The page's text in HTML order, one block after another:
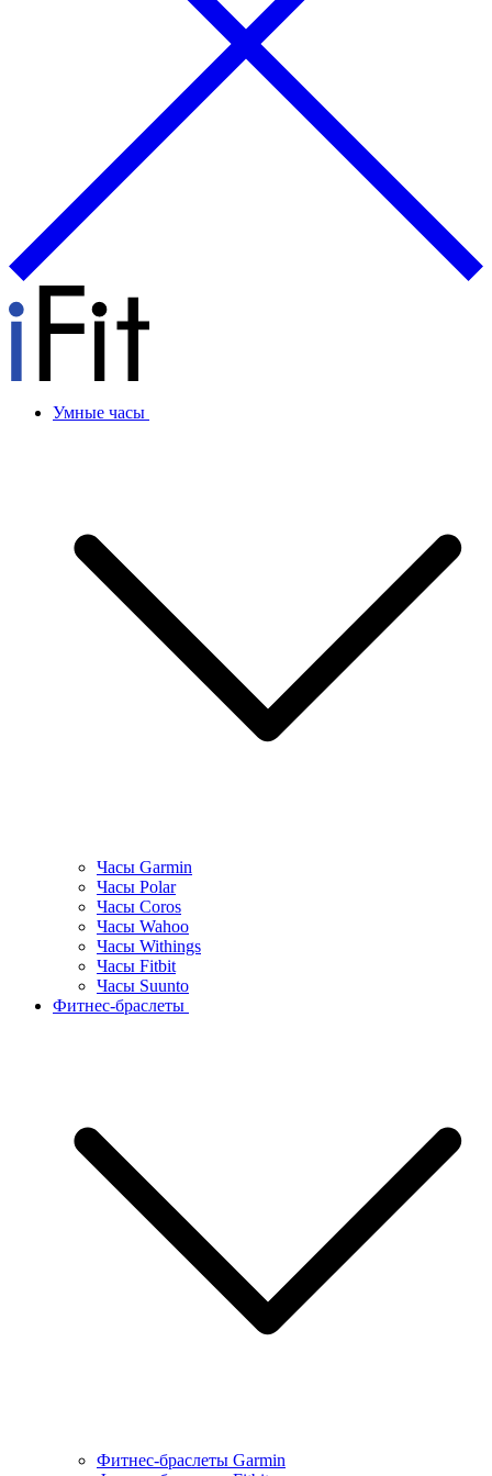
Умные часы
Часы Garmin
Часы Polar
Часы Coros
Часы Wahoo
Часы Withings
Часы Fitbit
Часы Suunto
Фитнес-браслеты
Фитнес-браслеты Garmin